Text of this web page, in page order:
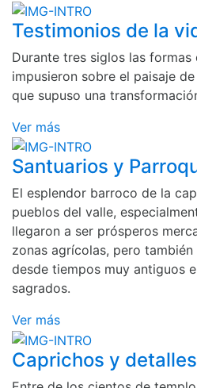
Testimonios de la
Durante tres siglos las formas
impusieron sobre el paisaje
que supuso una
Ver más
Santuarios y
El esplendor barroco de la
pueblos del valle,
llegaron a ser prósperos
zonas agrícolas, pero
desde tiempos muy antiguos
sagrados.
Ver más
Caprichos y